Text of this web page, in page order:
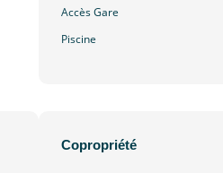
Accès Gare
Piscine
Copropriété